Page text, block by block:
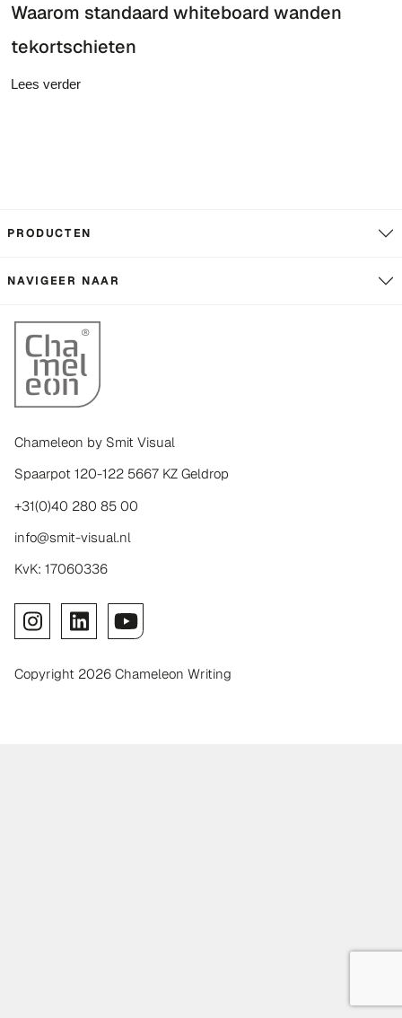
Waarom standaard whiteboard wanden
tekortschieten
Lees verder
PRODUCTEN
NAVIGEER NAAR
Chameleon by Smit Visual
Spaarpot 120-122 5667 KZ Geldrop
+31(0)40 280 85 00
info@smit-visual.nl
KvK: 17060336
Copyright 2026 Chameleon Writing